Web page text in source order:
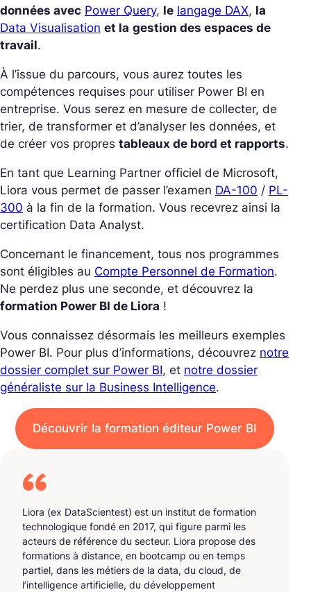
données avec Power Query, le langage DAX, la
Data Visualisation et la gestion des espaces de
travail.
À l’issue du parcours, vous aurez toutes les
compétences requises pour utiliser Power BI en
entreprise. Vous serez en mesure de collecter, de
trier, de transformer et d’analyser les données, et
de créer vos propres tableaux de bord et rapports.
En tant que Learning Partner officiel de Microsoft,
Liora vous permet de passer l’examen DA-100 / PL-
300 à la fin de la formation. Vous recevrez ainsi la
certification Data Analyst.
Concernant le financement, tous nos programmes
sont éligibles au Compte Personnel de Formation.
Ne perdez plus une seconde, et découvrez la
formation Power BI de Liora !
Vous connaissez désormais les meilleurs exemples
Power BI. Pour plus d’informations, découvrez notre
dossier complet sur Power BI, et notre dossier
généraliste sur la Business Intelligence.
Découvrir la formation éditeur Power BI
Liora (ex DataScientest) est un institut de formation
technologique fondé en 2017, qui figure parmi les
acteurs de référence du secteur. Liora propose des
formations à distance, en bootcamp ou en temps
partiel, dans les métiers de la data, du cloud, de
l’intelligence artificielle, du développement